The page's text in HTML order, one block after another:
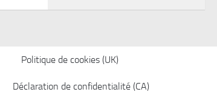
Politique de cookies (UK)
Déclaration de confidentialité (CA)